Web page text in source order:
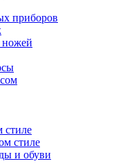
приборов
стиле
стиле
и обуви